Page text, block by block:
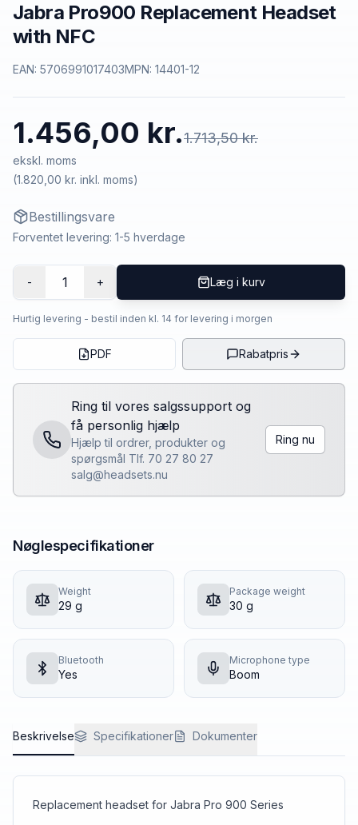
Jabra Pro900 Replacement Headset
with NFC
EAN: 5706991017403MPN: 14401-12
1.456,00 kr.1.713,50 kr.
ekskl. moms
(1.820,00 kr. inkl. moms)
Bestillingsvare
Forventet levering: 1-5 hverdage
- 1 + Læg i kurv
Hurtig levering - bestil inden kl. 14 for levering i morgen
PDF Rabatpris
Ring til vores salgssupport og
få personlig hjælp
Hjælp til ordrer, produkter og
spørgsmål Tlf. 70 27 80 27
salg@headsets.nu
Ring nu
Nøglespecifikationer
Weight
29 g
Package weight
30 g
Bluetooth
Yes
Microphone type
Boom
Beskrivelse Specifikationer Dokumenter
Replacement headset for Jabra Pro 900 Series